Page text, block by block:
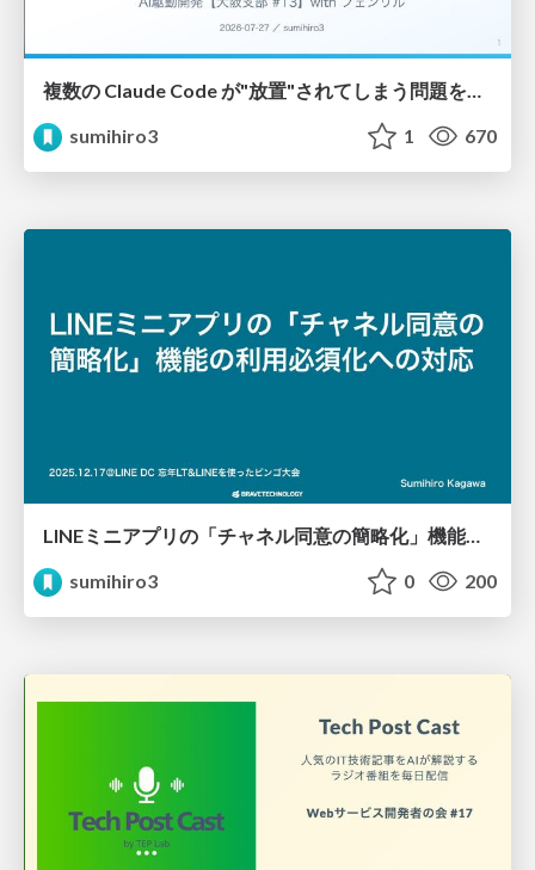
複数の Claude Code が"放置"されてしまう問題をCLI ダッシュボードを自作して解決した話
sumihiro3
1 670
LINEミニアプリの「チャネル同意の簡略化」機能の利用必須化への対応
sumihiro3
0 200